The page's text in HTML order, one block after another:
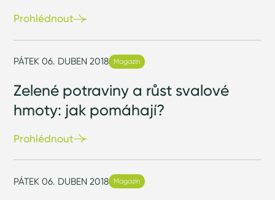
Prohlédnout
PÁTEK 06. DUBEN 2018 Magazín
Zelené potraviny a růst svalové
hmoty: jak pomáhají?
Prohlédnout
PÁTEK 06. DUBEN 2018 Magazín